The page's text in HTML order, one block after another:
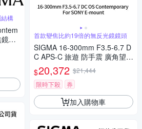
構
頭
首款變焦比約19倍的無反光鏡鏡頭
SIGMA 16-300mm F3.5-6.7 D
C APS-C 旅遊 防手震 廣角望遠
鏡頭 For SONY E-mount (公司
貨)
$20,372 $21,444
限時下殺
券
加入購物車